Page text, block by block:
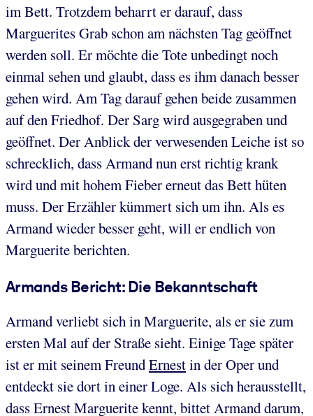
im Bett. Trotzdem beharrt er darauf, dass
Marguerites Grab schon am nächsten Tag geöffnet
werden soll. Er möchte die Tote unbedingt noch
einmal sehen und glaubt, dass es ihm danach besser
gehen wird. Am Tag darauf gehen beide zusammen
auf den Friedhof. Der Sarg wird ausgegraben und
geöffnet. Der Anblick der verwesenden Leiche ist so
schrecklich, dass Armand nun erst richtig krank
wird und mit hohem Fieber erneut das Bett hüten
muss. Der Erzähler kümmert sich um ihn. Als es
Armand wieder besser geht, will er endlich von
Marguerite berichten.
Armands Bericht: Die Bekanntschaft
Armand verliebt sich in Marguerite, als er sie zum
ersten Mal auf der Straße sieht. Einige Tage später
ist er mit seinem FreundErnestin der Oper und
entdeckt sie dort in einer Loge. Als sich herausstellt,
dass Ernest Marguerite kennt, bittet Armand darum,